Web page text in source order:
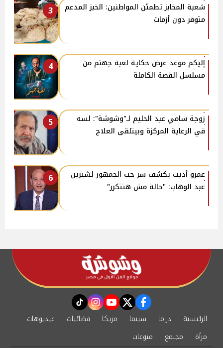
3
شعبة المخابز تطمئن المواطنين: الخبز المدعم
متوفر دون أزمات
4
إليكم موعد عرض حكاية لعبة جهنم من
مسلسل القصة الكاملة
5
زوجة سامي عبد الحليم لـ"وشوشة": لسه
في الرعاية المركزة وبيتلقى العلاج
6
عمرو أديب يكشف سر حب الجمهور لشيرين
عبد الوهاب: "حالة مش هتتكرر"
facebook
twitter
youtube
instagram
tiktok
الرئيسية دراما سينما مزيكا فضائيات
فيديوهات
مرأة
مجتمع منوعات